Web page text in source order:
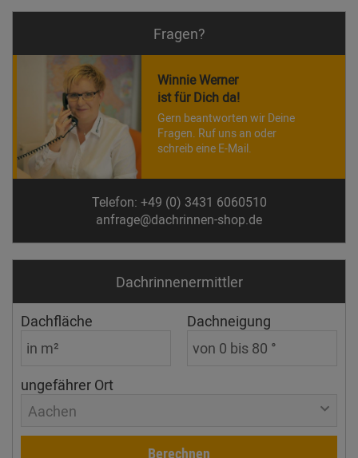
Fragen?
Winnie Werner
ist für Dich da!
Gern beantworten wir Deine
Fragen. Ruf uns an oder
schreib eine E-Mail.
Telefon: +49 (0) 3431 6060510
anfrage@dachrinnen-shop.de
Dachrinnen­ermittler
Dachfläche Dachneigung
ungefährer Ort
Aachen
Berechnen